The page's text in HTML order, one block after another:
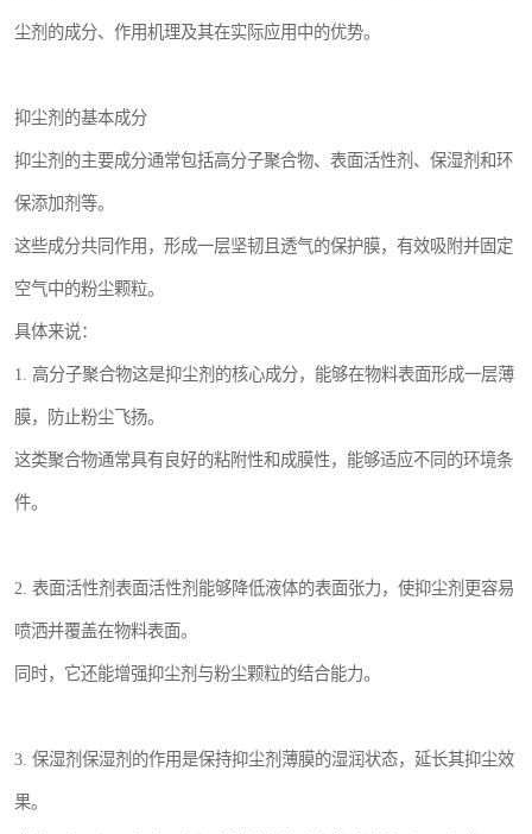
尘剂的成分、作用机理及其在实际应用中的优势。
抑尘剂的基本成分
抑尘剂的主要成分通常包括高分子聚合物、表面活性剂、保湿剂和环
保添加剂等。
这些成分共同作用，形成一层坚韧且透气的保护膜，有效吸附并固定
空气中的粉尘颗粒。
具体来说：
1. 高分子聚合物这是抑尘剂的核心成分，能够在物料表面形成一层薄
膜，防止粉尘飞扬。
这类聚合物通常具有良好的粘附性和成膜性，能够适应不同的环境条
件。
2. 表面活性剂表面活性剂能够降低液体的表面张力，使抑尘剂更容易
喷洒并覆盖在物料表面。
同时，它还能增强抑尘剂与粉尘颗粒的结合能力。
3. 保湿剂保湿剂的作用是保持抑尘剂薄膜的湿润状态，延长其抑尘效
果。